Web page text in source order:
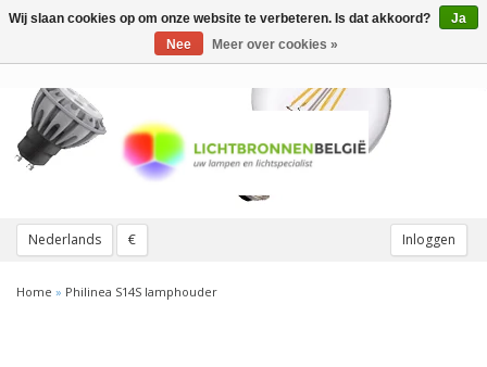
Nederlands € Inloggen
Toggle
Home » Philinea S14S lamphouder
Wij slaan cookies op om onze website te verbeteren. Is dat akkoord?
Ja
Nee
Meer over cookies »